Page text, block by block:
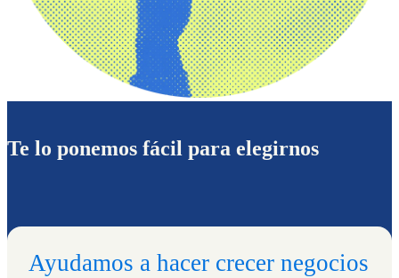
Te lo ponemos fácil para elegirnos
Ayudamos a hacer crecer negocios